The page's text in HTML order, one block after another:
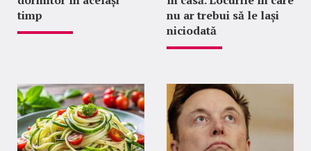
timp
nu ar trebui să le lași
niciodată